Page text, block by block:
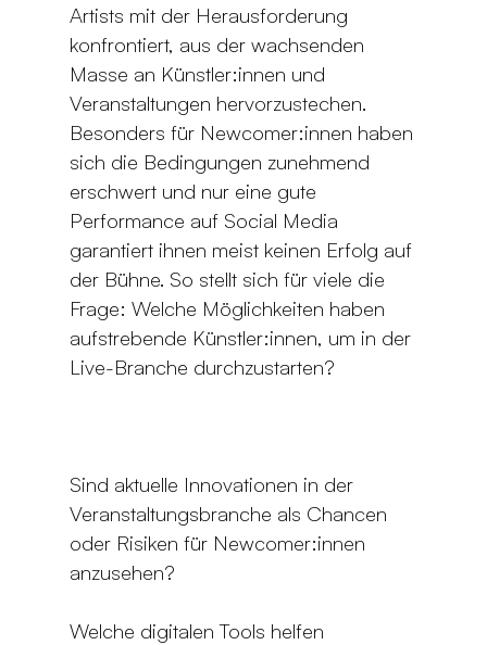
Artists mit der Herausforderung
konfrontiert, aus der wachsenden
Masse an Künstler:innen und
Veranstaltungen hervorzustechen.
Besonders für Newcomer:innen haben
sich die Bedingungen zunehmend
erschwert und nur eine gute
Performance auf Social Media
garantiert ihnen meist keinen Erfolg auf
der Bühne. So stellt sich für viele die
Frage: Welche Möglichkeiten haben
aufstrebende Künstler:innen, um in der
Live-Branche durchzustarten?
Sind aktuelle Innovationen in der
Veranstaltungsbranche als Chancen
oder Risiken für Newcomer:innen
anzusehen?
Welche digitalen Tools helfen